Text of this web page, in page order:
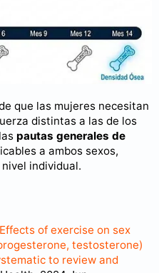
que las mujeres necesitan
distintas a las de los
pautas generales de
a ambos sexos,
individual.
Effects of exercise on sex
testosterone)
to review and